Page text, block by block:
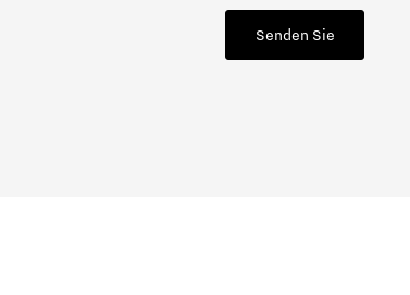
Senden Sie